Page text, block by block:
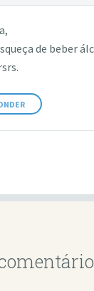
de beber